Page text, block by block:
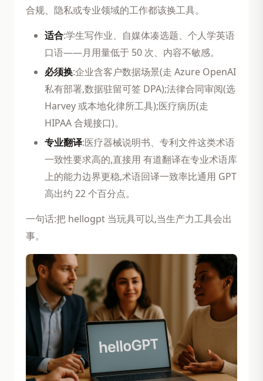
合规、隐私或专业领域的工作都该换工具。
适合:学生写作业、自媒体凑选题、个人学英语
口语——月用量低于 50 次、内容不敏感。
必须换:企业含客户数据场景(走 Azure OpenAI
私有部署,数据驻留可签 DPA);法律合同审阅(选
Harvey 或本地化律所工具);医疗病历(走
HIPAA 合规接口)。
专业翻译:医疗器械说明书、专利文件这类术语
一致性要求高的,直接用 有道翻译在专业术语库
上的能力边界更稳,术语回译一致率比通用 GPT
高出约 22 个百分点。
一句话:把 hellogpt 当玩具可以,当生产力工具会出
事。